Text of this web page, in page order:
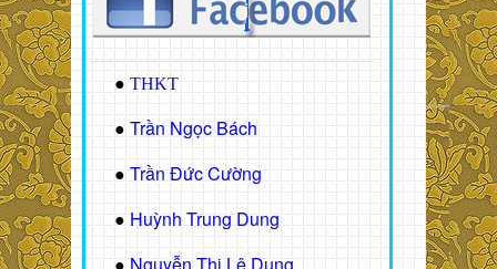
● THKT
● Trần Ngọc Bách
● Trần Đức Cường
● Huỳnh Trung Dung
● Nguyễn Thị Lệ Dung